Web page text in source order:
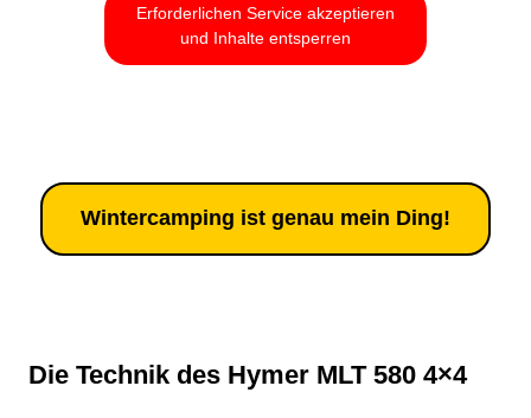
Erforderlichen Service akzeptieren
und Inhalte entsperren
Wintercamping ist genau mein Ding!
Die Technik des Hymer MLT 580 4×4